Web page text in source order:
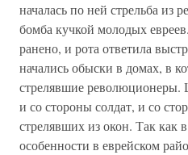
началась по ней стрельба из
бомба кучкой молодых
ранено, и рота ответила
начались обыски в домах, в
стрелявшие революционеры.
и со стороны солдат, и со
стрелявших из окон. Так как
особенности в еврейском